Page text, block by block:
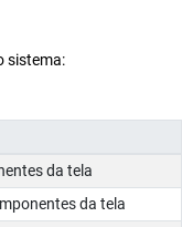
sistema:
da tela
da tela